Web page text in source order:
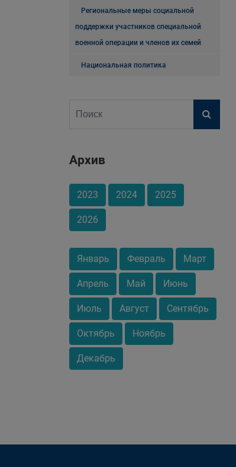
Региональные меры социальной
поддержки участников специальной
военной операции и членов их семей
Национальная политика
Архив
2023 2024 2025
2026
Январь Февраль Март
Апрель Май Июнь
Июль Август Сентябрь
Октябрь Ноябрь
Декабрь